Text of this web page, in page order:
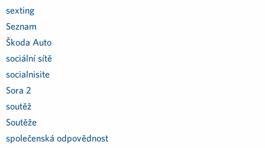
sexting
Seznam
Škoda Auto
sociální sítě
socialnisite
Sora 2
soutěž
Soutěže
společenská odpovědnost